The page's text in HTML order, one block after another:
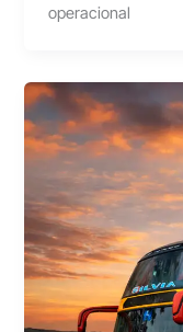
operacional